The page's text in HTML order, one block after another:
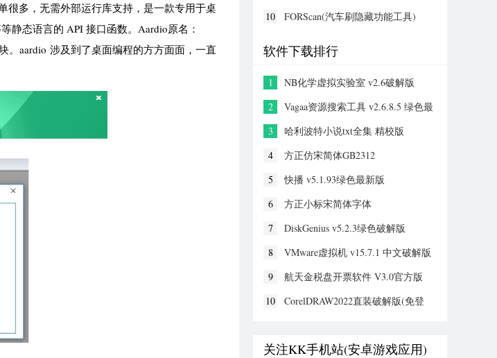
很多，无需外部运行库支持，是一款专用于桌
静态语言的 API 接口函数。Aardio原名：
。aardio 涉及到了桌面编程的方方面面，一直
10
FORScan(汽车刷隐藏功能工具)
软件下载排行
1
NB化学虚拟实验室 v2.6破解版
2
Vagaa资源搜索工具 v2.6.8.5 绿色最
3
哈利波特小说txt全集 精校版
4
方正仿宋简体GB2312
5
快播 v5.1.93绿色最新版
6
方正小标宋简体字体
7
DiskGenius v5.2.3绿色破解版
8
VMware虚拟机 v15.7.1 中文破解版
9
航天金税盘开票软件 V3.0官方版
10
CorelDRAW2022直装破解版(免登
关注KK手机站(安卓游戏应用)